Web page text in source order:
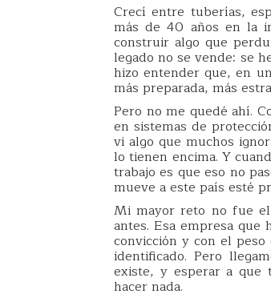
Crecí entre tuberías,
más de 40 años en la
construir algo que
legado no se vende: se
hizo entender que, en
más preparada, más
Pero no me quedé ahí.
en sistemas de
vi algo que muchos
lo tienen encima. Y
trabajo es que eso no
mueve a este país esté
Mi mayor reto no fue el
antes. Esa empresa
convicción y con el
identificado. Pero
existe, y esperar a que
hacer nada.